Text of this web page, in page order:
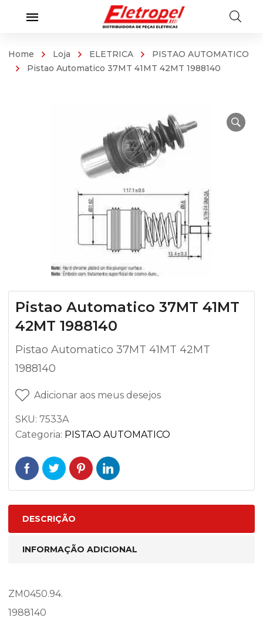
Home Loja ELETRICA
PISTAO AUTOMATICO
Pistao Automatico 37MT 41MT 42MT 1988140
Pistao Automatico 37MT 41MT
42MT 1988140
Pistao Automatico 37MT 41MT 42MT
1988140
Adicionar aos meus desejos
SKU: 7533A
Categoria: PISTAO AUTOMATICO
DESCRIÇÃO
INFORMAÇÃO ADICIONAL
ZM0450.94.
1988140